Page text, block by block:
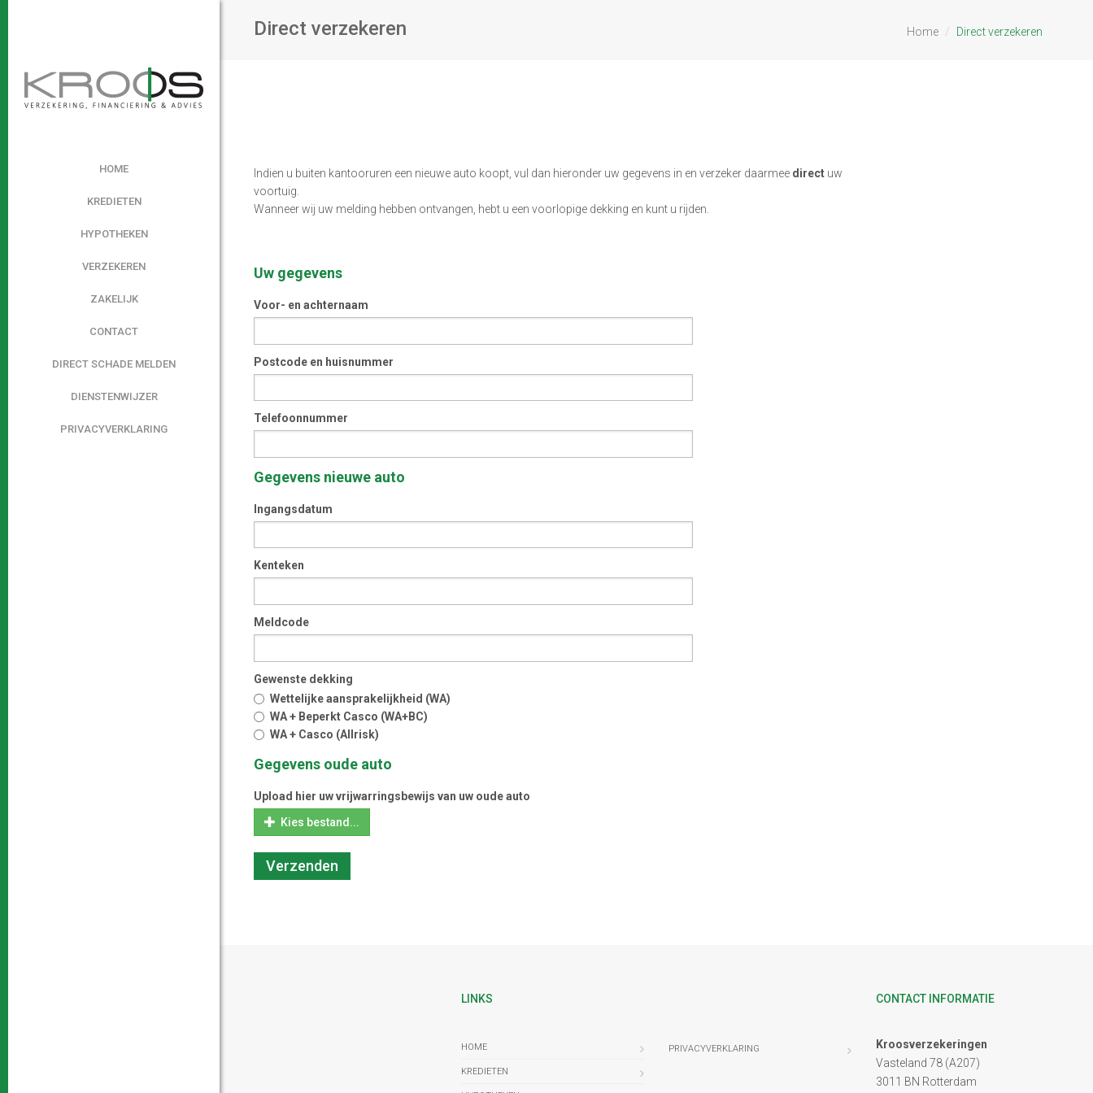
HOME
KREDIETEN
HYPOTHEKEN
VERZEKEREN
ZAKELIJK
CONTACT
DIRECT SCHADE MELDEN
DIENSTENWIJZER
PRIVACYVERKLARING
Direct verzekeren Home Direct verzekeren
Indien u buiten kantooruren een nieuwe auto koopt, vul dan hieronder uw gegevens in en verzeker daarmee directuw
voortuig.
Wanneer wij uw melding hebben ontvangen, hebt u een voorlopige dekking en kunt u rijden.
Uw gegevens
Voor- en achternaam
Postcode en huisnummer
Telefoonnummer
Gegevens nieuwe auto
Ingangsdatum
Kenteken
Meldcode
Gewenste dekking
Wettelijke aansprakelijkheid (WA)
WA + Beperkt Casco (WA+BC)
WA + Casco (Allrisk)
Gegevens oude auto
Upload hier uw vrijwarringsbewijs van uw oude auto
Kies bestand...
Verzenden
LINKS
HOME
KREDIETEN
PRIVACYVERKLARING
CONTACT INFORMATIE
Kroosverzekeringen
Vasteland 78 (A207)
3011 BN Rotterdam